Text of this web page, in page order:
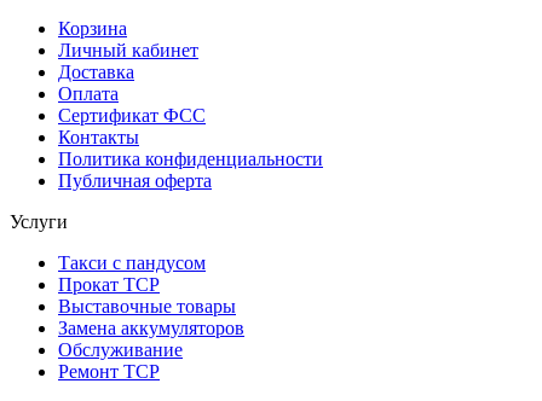
Корзина
Личный кабинет
Доставка
Оплата
Сертификат ФСС
Контакты
Политика конфиденциальности
Публичная оферта
Услуги
Такси с пандусом
Прокат ТСР
Выставочные товары
Замена аккумуляторов
Обслуживание
Ремонт ТСР